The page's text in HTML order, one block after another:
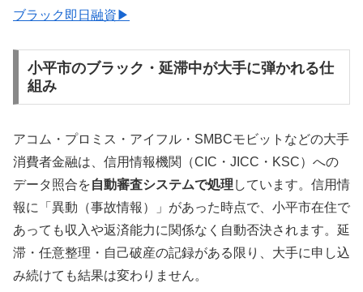
ブラック即日融資▶
小平市のブラック・延滞中が大手に弾かれる仕
組み
アコム・プロミス・アイフル・SMBCモビットなどの大手
消費者金融は、信用情報機関（CIC・JICC・KSC）への
データ照合を自動審査システムで処理 しています。信用情
報に「異動（事故情報）」があった時点で、小平市在住で
あっても収入や返済能力に関係なく自動否決されます。延
滞・任意整理・自己破産の記録がある限り、大手に申し込
み続けても結果は変わりません。